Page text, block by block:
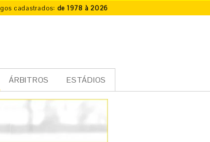
cadastrados: de 1978 à 2026
ÁRBITROS ESTÁDIOS